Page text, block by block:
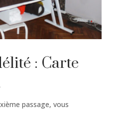
: Carte
passage, vous